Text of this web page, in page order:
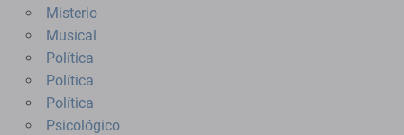
Misterio
Musical
Política
Política
Política
Psicológico